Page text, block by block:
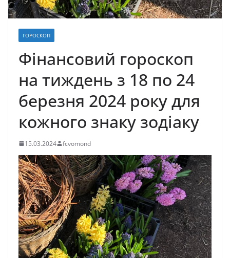
ГОРОСКОП
Фінансовий гороскоп
на тиждень з 18 по 24
березня 2024 року для
кожного знаку зодіаку
15.03.2024 fcvomond